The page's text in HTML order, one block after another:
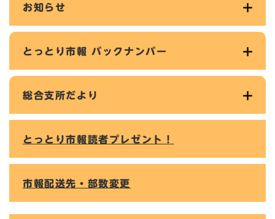
お知らせ
とっとり市報 バックナンバー
総合支所だより
とっとり市報読者プレゼント！
市報配送先・部数変更